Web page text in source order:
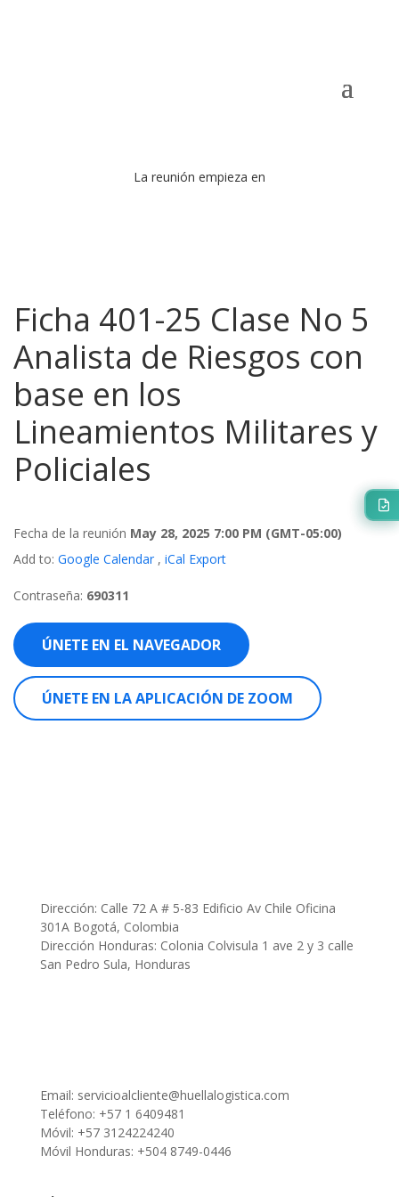
La reunión empieza en
Ficha 401-25 Clase No 5
Analista de Riesgos con
base en los
Lineamientos Militares y
Policiales
Fecha de la reunión May 28, 2025 7:00 PM (GMT-05:00)
Add to: Google Calendar , iCal Export
Contraseña: 690311
ÚNETE EN EL NAVEGADOR
ÚNETE EN LA APLICACIÓN DE ZOOM
Dirección: Calle 72 A # 5-83 Edificio Av Chile Oficina
301A Bogotá, Colombia
Dirección Honduras: Colonia Colvisula 1 ave 2 y 3 calle
San Pedro Sula, Honduras
Email: servicioalcliente@huellalogistica.com
Teléfono: +57 1 6409481
Móvil: +57 3124224240
Móvil Honduras: +504 8749-0446